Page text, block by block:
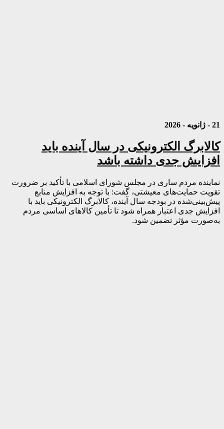
21 - ژانویه - 2026
کالابرگ الکترونیکی در سال آینده باید
افزایش جدی داشته باشد
نماینده مردم ساری در مجلس شورای اسلامی با تأکید بر ضرورت
تقویت حمایت‌های معیشتی، گفت: با توجه به افزایش منابع
پیش‌بینی‌شده در بودجه سال آینده، کالابرگ الکترونیکی باید با
افزایش جدی اعتبار همراه شود تا تأمین کالاهای اساسی مردم
به‌صورت مؤثر تضمین شود.